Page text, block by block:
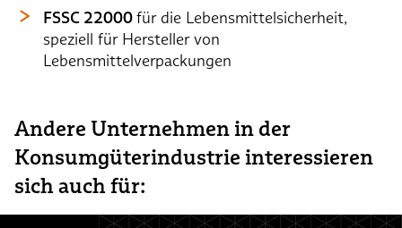
FSSC 22000für die Lebensmittelsicherheit,
speziell für Hersteller von
Lebensmittelverpackungen
Andere Unternehmen in der
Konsumgüterindustrie interessieren
sich auch für: